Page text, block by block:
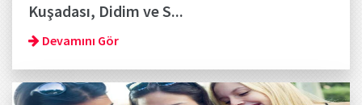
Kuşadası, Didim ve S...
Devamını Gör